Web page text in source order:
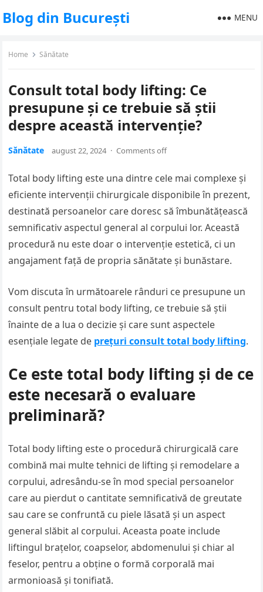
Blog din București MENU
Home Sănătate
Consult total body lifting: Ce
presupune și ce trebuie să știi
despre această intervenție?
Sănătate august 22, 2024 · Comments off
Total body lifting este una dintre cele mai complexe și
eficiente intervenții chirurgicale disponibile în prezent,
destinată persoanelor care doresc să îmbunătățească
semnificativ aspectul general al corpului lor. Această
procedură nu este doar o intervenție estetică, ci un
angajament față de propria sănătate și bunăstare.
Vom discuta în următoarele rânduri ce presupune un
consult pentru total body lifting, ce trebuie să știi
înainte de a lua o decizie și care sunt aspectele
esențiale legate de prețuri consult total body lifting.
Ce este total body lifting și de ce
este necesară o evaluare
preliminară?
Total body lifting este o procedură chirurgicală care
combină mai multe tehnici de lifting și remodelare a
corpului, adresându-se în mod special persoanelor
care au pierdut o cantitate semnificativă de greutate
sau care se confruntă cu piele lăsată și un aspect
general slăbit al corpului. Aceasta poate include
liftingul brațelor, coapselor, abdomenului și chiar al
feselor, pentru a obține o formă corporală mai
armonioasă și tonifiată.